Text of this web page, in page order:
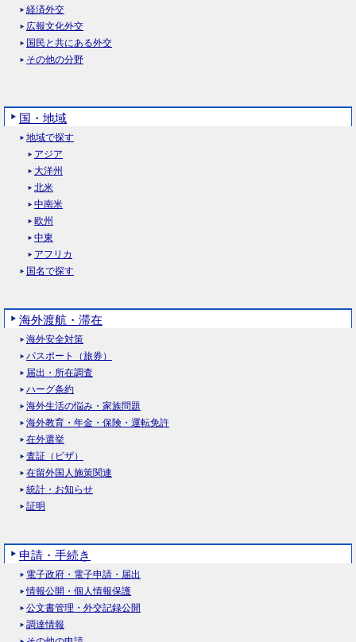
経済外交
広報文化外交
国民と共にある外交
その他の分野
国・地域
地域で探す
アジア
大洋州
北米
中南米
欧州
中東
アフリカ
国名で探す
海外渡航・滞在
海外安全対策
パスポート（旅券）
届出・所在調査
ハーグ条約
海外生活の悩み・家族問題
海外教育・年金・保険・運転免許
在外選挙
査証（ビザ）
在留外国人施策関連
統計・お知らせ
証明
申請・手続き
電子政府・電子申請・届出
情報公開・個人情報保護
公文書管理・外交記録公開
調達情報